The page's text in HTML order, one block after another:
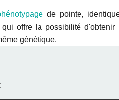
de pointe,
offre la possibilité d'obtenir
génétique.